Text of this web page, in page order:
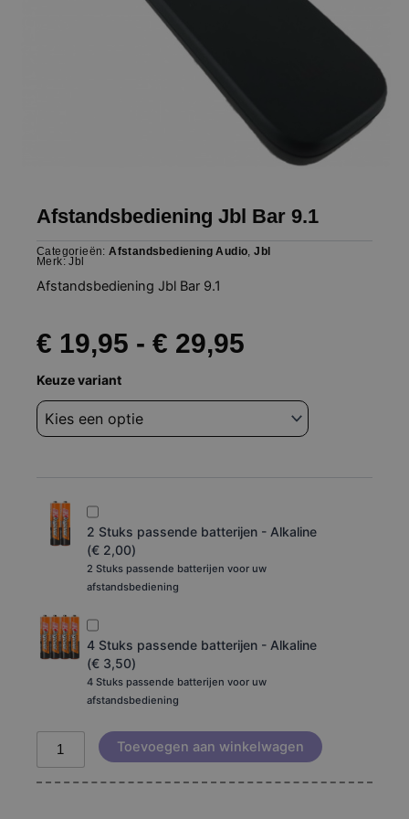
Afstandsbediening Jbl Bar 9.1
Categorieën: Afstandsbediening Audio,Jbl
Merk:Jbl
Afstandsbediening Jbl Bar 9.1
€ 19,95 - € 29,95
tot
Keuze variant
2 Stuks passende batterijen - Alkaline
(€ 2,00)
2 Stuks passende batterijen voor uw
afstandsbediening
4 Stuks passende batterijen - Alkaline
(€ 3,50)
4 Stuks passende batterijen voor uw
afstandsbediening
Afstandsbediening
Jbl
Bar
9.1
Toevoegen aan winkelwagen